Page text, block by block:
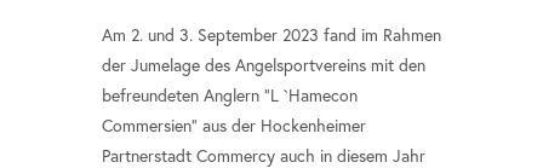
Am 2. und 3. September 2023 fand im Rahmen
der Jumelage des Angelsportvereins mit den
befreundeten Anglern "L `Hamecon
Commersien" aus der Hockenheimer
Partnerstadt Commercy auch in diesem Jahr